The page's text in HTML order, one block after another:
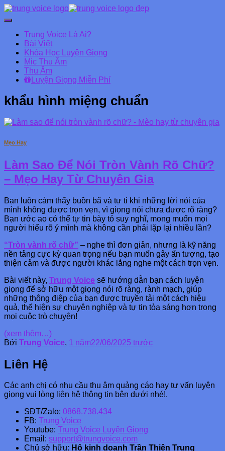
Chuyển
Danh
mục
chính
Trung Voice Là Ai?
Bài Viết
Khóa Học Luyện Giọng
Mic Thu Âm
Thu Âm
Luyện Giọng Miễn Phí
khẩu hình miệng chuẩn
Mẹo Hay
Làm Sao Để Nói Tròn Vành Rõ Chữ?
– Mẹo Hay Từ Chuyên Gia
Bạn luôn cảm thấy buồn bã và tự ti khi những lời nói của
mình không được trọn vẹn, vì giọng nói chưa được rõ ràng?
Bạn ước ao có thể tự tin bày tỏ suy nghĩ, mong muốn mọi
người hiểu rõ ý mình mà không cần phải lặp lại nhiều lần?
“Tròn vành rõ chữ” – nghe thì đơn giản, nhưng là kỹ năng
nền tảng cực kỳ quan trọng nếu bạn muốn gây ấn tượng, tạo
thiện cảm và được người khác lắng nghe một cách trọn vẹn.
Bài viết này, Trung Voice sẽ hướng dẫn bạn cách luyện
giọng để sở hữu một giọng nói rõ ràng, rành mạch, giúp
những thông điệp của bạn được truyền tải một cách hiệu
quả, thể hiện sự chuyên nghiệp và tự tin tỏa sáng hơn trong
mọi cuộc trò chuyện!
(xem thêm…)
Bởi Trung Voice, 1 năm22/06/2025 trước
Liên Hệ
Các anh chị có nhu cầu thu âm quảng cáo hay tư vấn luyện
giọng vui lòng liên hệ thông tin bên dưới nhé!.
SĐT/Zalo: 0868.738.434
FB:
Trung Voice
Youtube:
Trung Voice Luyện Giọng
Email: support@trungvoice.com
Chủ sở hữu: Hộ kinh doanh Trần Thiên Trung